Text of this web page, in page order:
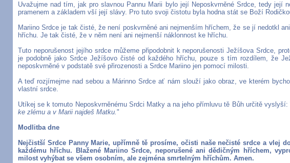
Uvažujme nad tím, jak pro slavnou Pannu Marii bylo její Neposkvrněné Srdce, tedy její
pramenem a základem vší její slávy. Pro tuto svoji čistotu byla hodna stát se Boží
Mariino Srdce je tak čisté, že není poskvrněné ani nejmenším hříchem, že se jí nedotkl
hříchu. Je tak čisté, že v něm není ani nejmenší náklonnost ke hříchu.
Tuto neporušenost jejího srdce můžeme připodobnit k neporušenosti Ježíšova Srdce,
je podobně jako Srdce Ježíšovo čisté od každého hříchu, pouze s tím rozdílem, že
neposkvrněné v podstatě své přirozenosti a Srdce Mariino jen pomocí milosti.
A teď rozjímejme nad sebou a Márinno Srdce ať nám slouží jako obraz, ve kterém
vlastní srdce.
Utíkej se k tomuto Neposkvrněnému Srdci Matky a na jeho přímluvu tě Bůh určitě vyslyší:
ke zlému a v Marii najdeš Matku."
Modlitba dne
Nejčistší Srdce Panny Marie, upřímně tě prosíme, očisti naše nečisté srdce a vlej
každému hříchu. Blažené Mariino Srdce, neporušené ani dědičným hříchem,
milost vyhýbat se všem osobním, ale zejména smrtelným hříchům. Amen.